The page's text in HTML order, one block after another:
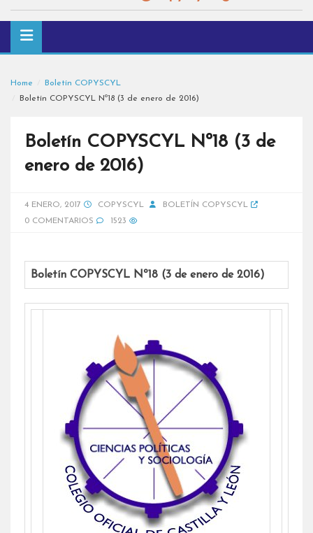
Home
Boletín COPYSCYL
Boletín COPYSCYL Nº18 (3 de enero de 2016)
Boletín COPYSCYL Nº18 (3 de
enero de 2016)
4 ENERO, 2017 COPYSCYL
BOLETÍN COPYSCYL
0 COMENTARIOS
1523
Boletín COPYSCYL Nº18 (3 de enero de 2016)